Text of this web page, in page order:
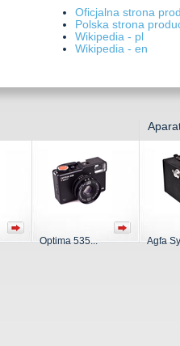
Oficjalna strona
Polska strona
Wikipedia - pl
Wikipedia - en
Optima 535... Agfa